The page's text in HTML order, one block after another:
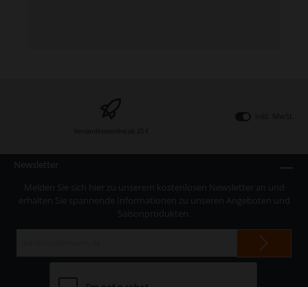
Newsletter
Melden Sie sich hier zu unserem kostenlosen Newsletter an und
erhalten Sie spannende Informationen zu unseren Angeboten und
Saisonprodukten.
Adresse*